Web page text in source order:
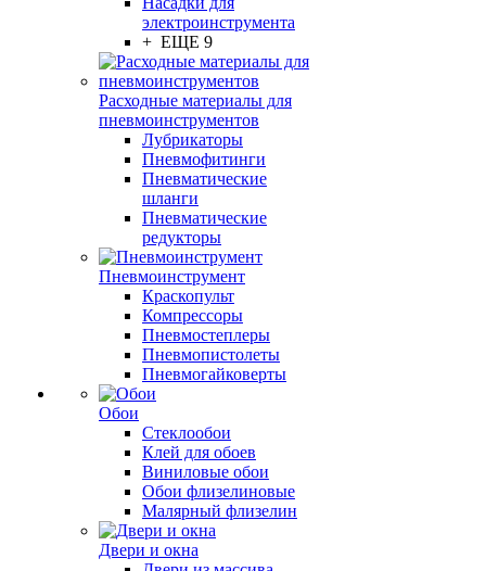
электроинструмента
+ ЕЩЕ 9
Расходные материалы для
пневмоинструментов
Лубрикаторы
Пневмофитинги
Пневматические
шланги
Пневматические
редукторы
Пневмоинструмент
Краскопульт
Компрессоры
Пневмостеплеры
Пневмопистолеты
Пневмогайковерты
Обои
Стеклообои
Клей для обоев
Виниловые обои
Обои флизелиновые
Малярный флизелин
Двери и окна